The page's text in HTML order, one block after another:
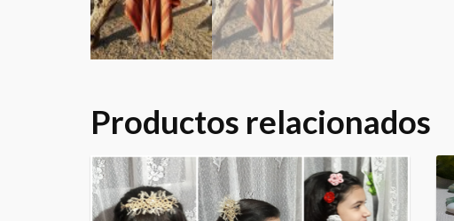
Productos relacionados